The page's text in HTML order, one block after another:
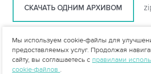
СКАЧАТЬ ОДНИМ АРХИВОМ
Статьи
Мы используем cookie-файлы для
предоставляемых услуг. Продолжая
сайту, вы соглашаетесь с правилами
cookie-файлов .